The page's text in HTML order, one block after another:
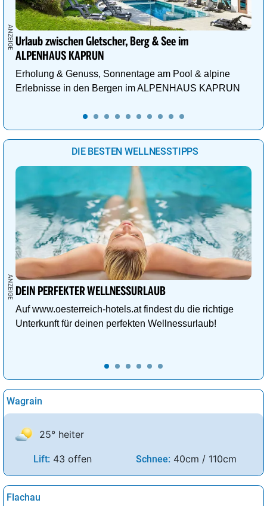
Urlaub zwischen Gletscher, Berg & See im
ALPENHAUS KAPRUN
Erholung & Genuss, Sonnentage am Pool & alpine
Erlebnisse in den Bergen im ALPENHAUS KAPRUN
DIE BESTEN WELLNESSTIPPS
DEIN PERFEKTER WELLNESSURLAUB
Auf www.oesterreich-hotels.at findest du die richtige
Unterkunft für deinen perfekten Wellnessurlaub!
Wagrain
25° heiter
Lift: 43 offen Schnee: 40cm / 110cm
Flachau